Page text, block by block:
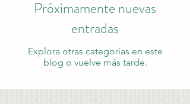
Próximamente nuevas
entradas
Explora otras categorías en este
blog o vuelve más tarde.